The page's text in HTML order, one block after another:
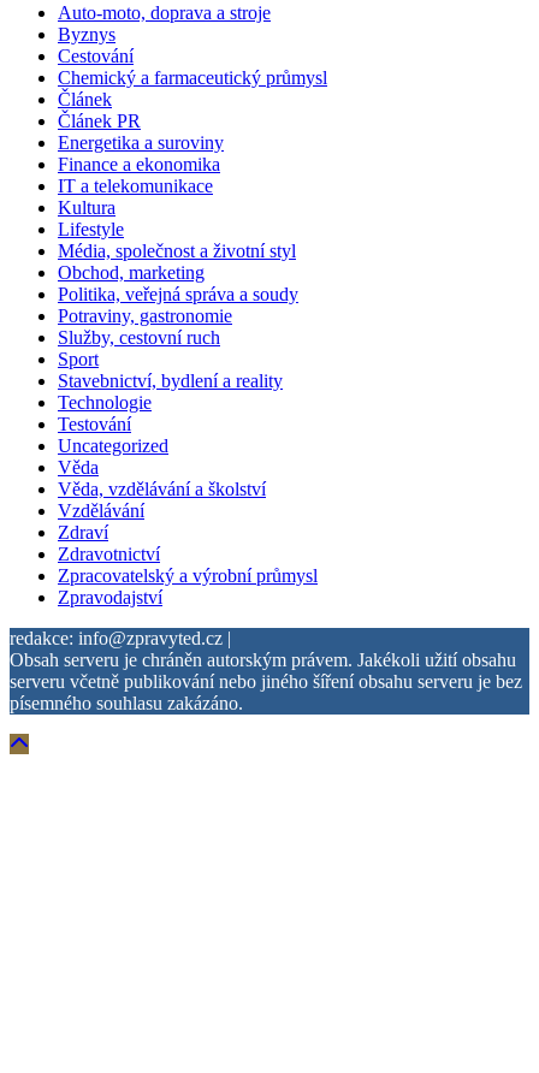
Auto-moto, doprava a stroje
Byznys
Cestování
Chemický a farmaceutický průmysl
Článek
Článek PR
Energetika a suroviny
Finance a ekonomika
IT a telekomunikace
Kultura
Lifestyle
Média, společnost a životní styl
Obchod, marketing
Politika, veřejná správa a soudy
Potraviny, gastronomie
Služby, cestovní ruch
Sport
Stavebnictví, bydlení a reality
Technologie
Testování
Uncategorized
Věda
Věda, vzdělávání a školství
Vzdělávání
Zdraví
Zdravotnictví
Zpracovatelský a výrobní průmysl
Zpravodajství
redakce: info@zpravyted.cz |
Obsah serveru je chráněn autorským právem. Jakékoli užití obsahu
serveru včetně publikování nebo jiného šíření obsahu serveru je bez
písemného souhlasu zakázáno.